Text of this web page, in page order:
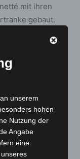
mit ihren
gebaut.
Langenhagen
für das
einzusetzen
zu wissen, wie
können, sei es
einem
Phase
gewöhnen
unserem
hohen
Nutzung der
Angabe
eine